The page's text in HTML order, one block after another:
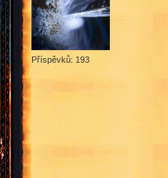
Příspěvků: 193